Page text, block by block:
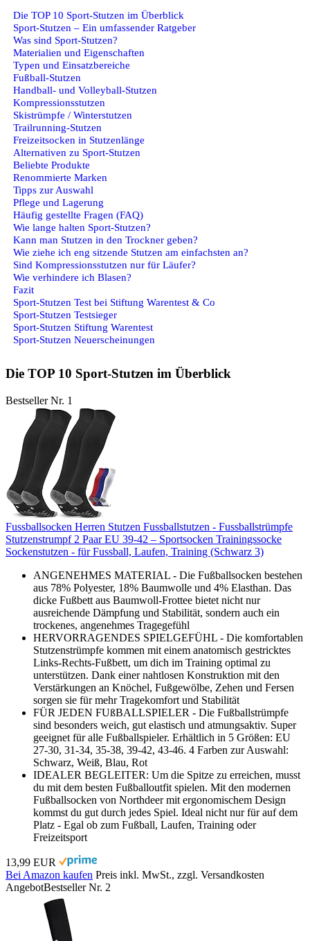
Die TOP 10 Sport-Stutzen im Überblick
Sport-Stutzen – Ein umfassender Ratgeber
Was sind Sport-Stutzen?
Materialien und Eigenschaften
Typen und Einsatzbereiche
Fußball-Stutzen
Handball- und Volleyball-Stutzen
Kompressionsstutzen
Skistrümpfe / Winterstutzen
Trailrunning-Stutzen
Freizeitsocken in Stutzenlänge
Alternativen zu Sport-Stutzen
Beliebte Produkte
Renommierte Marken
Tipps zur Auswahl
Pflege und Lagerung
Häufig gestellte Fragen (FAQ)
Wie lange halten Sport-Stutzen?
Kann man Stutzen in den Trockner geben?
Wie ziehe ich eng sitzende Stutzen am einfachsten an?
Sind Kompressionsstutzen nur für Läufer?
Wie verhindere ich Blasen?
Fazit
Sport-Stutzen Test bei Stiftung Warentest & Co
Sport-Stutzen Testsieger
Sport-Stutzen Stiftung Warentest
Sport-Stutzen Neuerscheinungen
Die TOP 10 Sport-Stutzen im Überblick
Bestseller Nr. 1
Fussballsocken Herren Stutzen Fussballstutzen - Fussballstrümpfe
Stutzenstrumpf 2 Paar EU 39-42 – Sportsocken Trainingssocke
Sockenstutzen - für Fussball, Laufen, Training (Schwarz 3)
ANGENEHMES MATERIAL - Die Fußballsocken bestehen
aus 78% Polyester, 18% Baumwolle und 4% Elasthan. Das
dicke Fußbett aus Baumwoll-Frottee bietet nicht nur
ausreichende Dämpfung und Stabilität, sondern auch ein
trockenes, angenehmes Tragegefühl
HERVORRAGENDES SPIELGEFÜHL - Die komfortablen
Stutzenstrümpfe kommen mit einem anatomisch gestricktes
Links-Rechts-Fußbett, um dich im Training optimal zu
unterstützen. Dank einer nahtlosen Konstruktion mit den
Verstärkungen an Knöchel, Fußgewölbe, Zehen und Fersen
sorgen sie für mehr Tragekomfort und Stabilität
FÜR JEDEN FUßBALLSPIELER - Die Fußballstrümpfe
sind besonders weich, gut elastisch und atmungsaktiv. Super
geeignet für alle Fußballspieler. Erhältlich in 5 Größen: EU
27-30, 31-34, 35-38, 39-42, 43-46. 4 Farben zur Auswahl:
Schwarz, Weiß, Blau, Rot
IDEALER BEGLEITER: Um die Spitze zu erreichen, musst
du mit dem besten Fußballoutfit spielen. Mit den modernen
Fußballsocken von Northdeer mit ergonomischem Design
kommst du gut durch jedes Spiel. Ideal nicht nur für auf dem
Platz - Egal ob zum Fußball, Laufen, Training oder
Freizeitsport
13,99 EUR
Bei Amazon kaufen Preis inkl. MwSt., zzgl. Versandkosten
AngebotBestseller Nr. 2